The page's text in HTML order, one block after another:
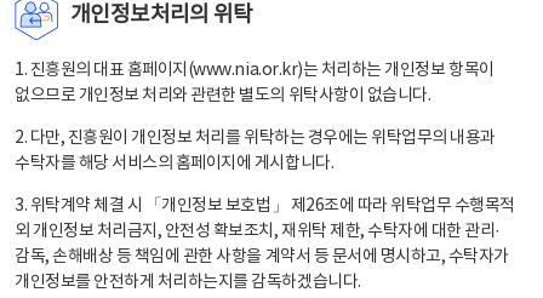
개인정보처리의 위탁
1. 진흥원의 대표 홈페이지(www.nia.or.kr)는 처리하는 개인정보 항목이
없으므로 개인정보 처리와 관련한 별도의 위탁사항이 없습니다.
2. 다만, 진흥원이 개인정보 처리를 위탁하는 경우에는 위탁업무의 내용과
수탁자를 해당 서비스의 홈페이지에 게시합니다.
3. 위탁계약 체결 시 「개인정보 보호법」 제26조에 따라 위탁업무 수행목적
외 개인정보 처리금지, 안전성 확보조치, 재위탁 제한, 수탁자에 대한 관리·
감독, 손해배상 등 책임에 관한 사항을 계약서 등 문서에 명시하고, 수탁자가
개인정보를 안전하게 처리하는지를 감독하겠습니다.